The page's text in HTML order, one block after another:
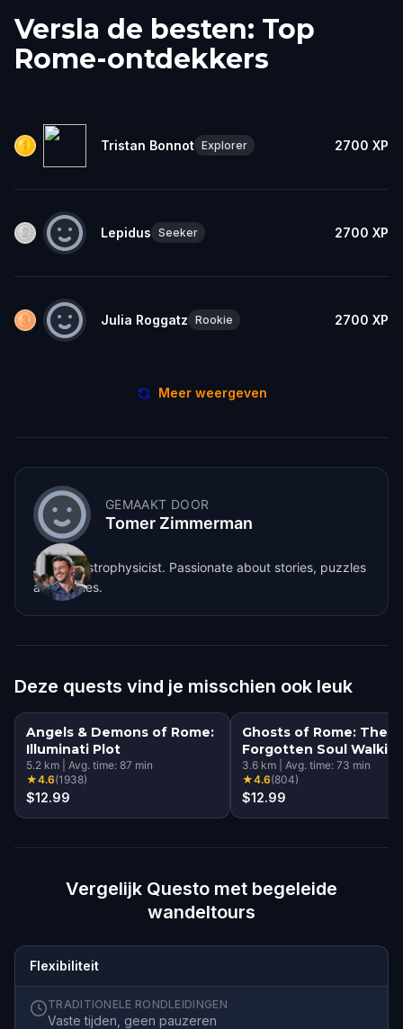
Versla de besten: Top
Rome-ontdekkers
Tristan Bonnot Explorer 2700 XP
Lepidus Seeker 2700 XP
Julia Roggatz Rookie 2700 XP
Meer weergeven
GEMAAKT DOOR
Tomer Zimmerman
I am an astrophysicist. Passionate about stories, puzzles
and riddles.
Deze quests vind je misschien ook leuk
Angels & Demons of Rome:
Illuminati Plot
5.2 km Avg. time: 87 min
★4.6(1938)
$12.99
Ghosts of Rome: The
Forgotten Soul
Tour & Escape Game
3.6 km Avg. time: 73 min
★4.6(804)
$12.99
Vergelijk Questo met begeleide
wandeltours
Flexibiliteit
TRADITIONELE RONDLEIDINGEN
Vaste tijden, geen pauzeren